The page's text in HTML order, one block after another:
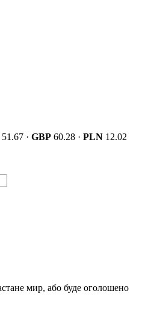
51.67 · GBP 60.28 · PLN 12.02
мир, або буде оголошено